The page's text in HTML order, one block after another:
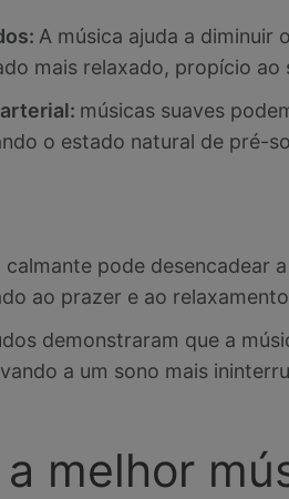
A música ajuda a diminuir
mais relaxado, propício ao
músicas suaves
o estado natural de pré-
calmante pode desencadear
ao prazer e ao
demonstraram que a
a um sono mais
melhor